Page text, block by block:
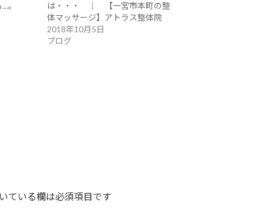
。
は・・・ ｜ 【一宮市本町の整
体マッサージ】アトラス整体院
2018年10月5日
ブログ
ている欄は必須項目です